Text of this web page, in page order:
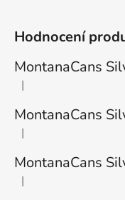
Hodnocení
MontanaCans
Hodnocení produktu
|
MontanaCans
Hodnocení produktu
|
MontanaCans
Hodnocení produktu
|